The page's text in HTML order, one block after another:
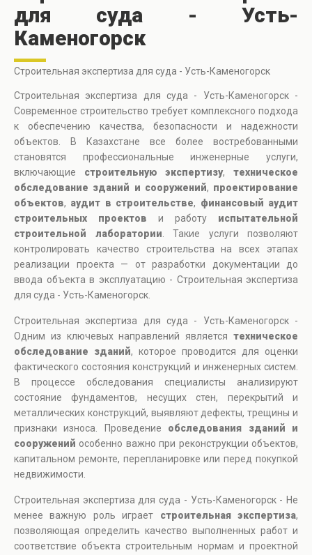
для суда - Усть-
Каменогорск
Строительная экспертиза для суда - Усть-Каменогорск
Строительная экспертиза для суда - Усть-Каменогорск -
Современное строительство требует комплексного подхода
к обеспечению качества, безопасности и надежности
объектов. В Казахстане все более востребованными
становятся профессиональные инженерные услуги,
включающие строительную экспертизу,техническое
обследование зданий и сооружений, проектирование
объектов, аудит в строительстве, финансовый аудит
строительных проектов и работу испытательной
строительной лаборатории . Такие услуги позволяют
контролировать качество строительства на всех этапах
реализации проекта — от разработки документации до
ввода объекта в эксплуатацию - Строительная экспертиза
для суда - Усть-Каменогорск.
Строительная экспертиза для суда - Усть-Каменогорск -
Одним из ключевых направлений является техническое
обследование зданий, которое проводится для оценки
фактического состояния конструкций и инженерных систем.
В процессе обследования специалисты анализируют
состояние фундаментов, несущих стен, перекрытий и
металлических конструкций, выявляют дефекты, трещины и
признаки износа. Проведение обследования зданий и
сооружений особенно важно при реконструкции объектов,
капитальном ремонте, перепланировке или перед покупкой
недвижимости.
Строительная экспертиза для суда - Усть-Каменогорск - Не
менее важную роль играет строительная экспертиза,
позволяющая определить качество выполненных работ и
соответствие объекта строительным нормам и проектной